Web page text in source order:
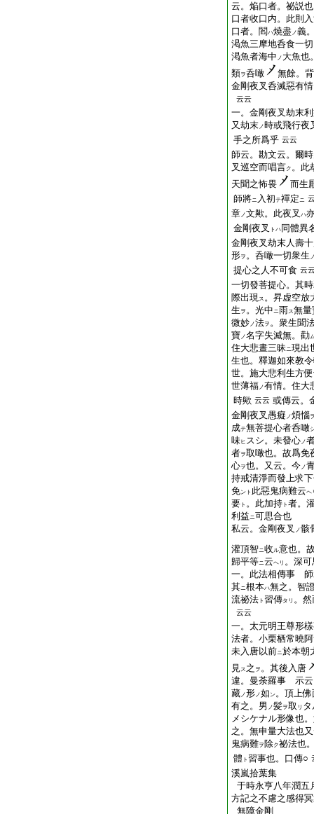
云。焔口者。祕説
口者收口内。此則
口者。閻ハ燒盡ノ義
渇魚三摩地呑食一切
渇魚者海中 ノ 大魚也
類ヲ呑噉
無餘。背
金剛夜叉呑滅惡有情
云云
一。金剛夜叉劫末
又劫末ノ時或飛行夜
手之所爲乎 云云
師云。勘文云。爾
叉巡空而唱言ク 。此
天聞之怖畏
而生
師將ニ 入初テ禪定ニ
章ノ文歟。此夜叉 ハ
金剛夜叉 トハ 同體異
金剛夜叉劫末人壽
形ヲ 。呑噉一切衆生
提心之人不可食 云
一切發菩提心。其
際出現ス 。昇虚空放
生 ヲ 。光中ニ雨ス無量
微妙ノ法ヲ 。衆生聞
寶ノ名字失滅無。勸
住大悲晝三昧ニ現出
生也。釋迦如來教
世。施大悲利生方
世薄福ノ有情。住大
時歟 云云 或傳云。
金剛夜叉愚癡 ノ煩惱
成テ無菩提心者呑噉
味ヒ スシ。未發心ノ
者ヲ取噉也。故爲免
心ヲ也。又云。今ノ
持戒清淨而發上求
免ント 此惡鬼病難云ヘ
要 ト 。此加持 ト 者。
利益ニ可思合也
私云。金剛夜叉 ノ骸
灌頂智ニ收ル意也。
歸平等ニ云ヘリ 。深
一。此法相傳事 師
其ニ根本ハ無之。智
流祕法 ト 習傳タリ 。
云云
一。太元明王尊形
法者。小栗栖常曉
未入唐以前ニ於本朝
見ス 之 ヲ 。其後入唐
違。曼荼羅事 示云
藏ノ形ノ如 ン。頂上
有之。男 ノ髪ヲ取 リ
メシケナル形像也
之。無申量大法也
鬼病難ヲ 除ク祕法也
體 ト 習事也。口傳○
溪嵐拾葉集
于時永亨八年潤五
方記之不慮之感得
無障金剛